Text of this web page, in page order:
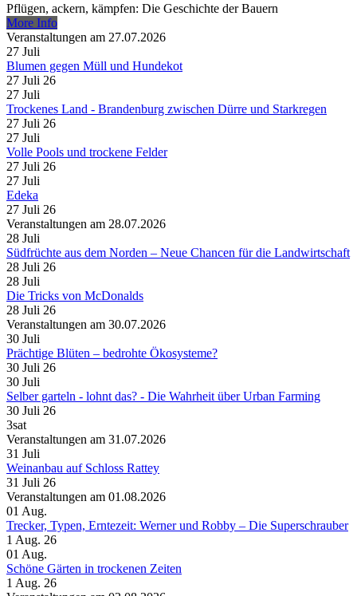
Pflügen, ackern, kämpfen: Die Geschichte der Bauern
More Info
Veranstaltungen am 27.07.2026
27 Juli
Blumen gegen Müll und Hundekot
27 Juli 26
27 Juli
Trockenes Land - Brandenburg zwischen Dürre und Starkregen
27 Juli 26
27 Juli
Volle Pools und trockene Felder
27 Juli 26
27 Juli
Edeka
27 Juli 26
Veranstaltungen am 28.07.2026
28 Juli
Südfrüchte aus dem Norden – Neue Chancen für die Landwirtschaft
28 Juli 26
28 Juli
Die Tricks von McDonalds
28 Juli 26
Veranstaltungen am 30.07.2026
30 Juli
Prächtige Blüten – bedrohte Ökosysteme?
30 Juli 26
30 Juli
Selber garteln - lohnt das? - Die Wahrheit über Urban Farming
30 Juli 26
3sat
Veranstaltungen am 31.07.2026
31 Juli
Weinanbau auf Schloss Rattey
31 Juli 26
Veranstaltungen am 01.08.2026
01 Aug.
Trecker, Typen, Erntezeit: Werner und Robby – Die Superschrauber
1 Aug. 26
01 Aug.
Schöne Gärten in trockenen Zeiten
1 Aug. 26